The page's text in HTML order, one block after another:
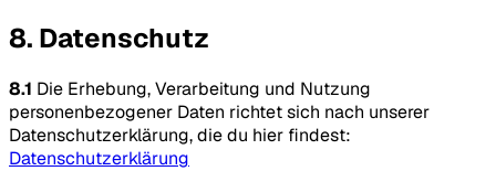
8. Datenschutz
8.1 Die Erhebung, Verarbeitung und Nutzung
personenbezogener Daten richtet sich nach unserer
Datenschutzerklärung, die du hier findest:
Datenschutzerklärung